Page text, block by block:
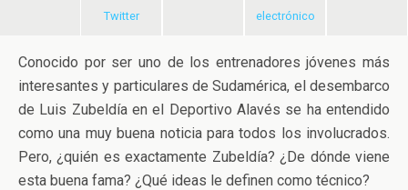
Twitter
electrónico
Conocido por ser uno de los entrenadores jóvenes más
interesantes y particulares de Sudamérica, el desembarco
de Luis Zubeldía en el Deportivo Alavés se ha entendido
como una muy buena noticia para todos los involucrados.
Pero, ¿quién es exactamente Zubeldía? ¿De dónde viene
esta buena fama? ¿Qué ideas le definen como técnico?